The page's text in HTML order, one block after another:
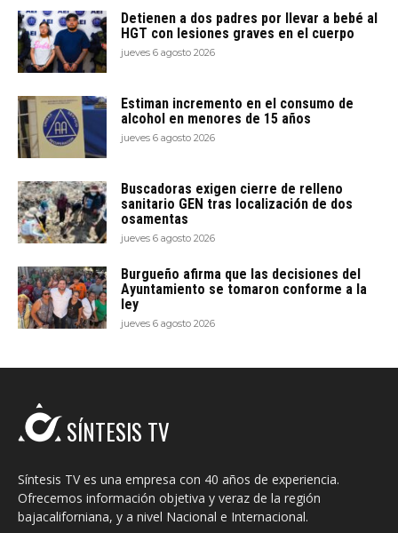
Detienen a dos padres por llevar a bebé al
HGT con lesiones graves en el cuerpo
jueves 6 agosto 2026
Estiman incremento en el consumo de
alcohol en menores de 15 años
jueves 6 agosto 2026
Buscadoras exigen cierre de relleno
sanitario GEN tras localización de dos
osamentas
jueves 6 agosto 2026
Burgueño afirma que las decisiones del
Ayuntamiento se tomaron conforme a la
ley
jueves 6 agosto 2026
SÍNTESIS TV
Síntesis TV es una empresa con 40 años de experiencia.
Ofrecemos información objetiva y veraz de la región
bajacaliforniana, y a nivel Nacional e Internacional.